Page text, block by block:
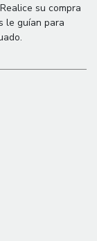
Realice su compra
le guían para